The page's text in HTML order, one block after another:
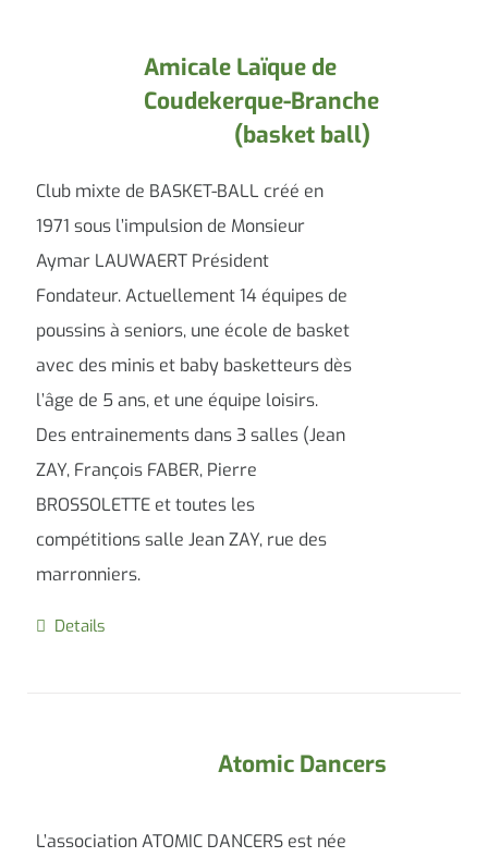
Amicale Laïque de
Coudekerque-Branche
(basket ball)
Club mixte de BASKET-BALL créé en
1971 sous l’impulsion de Monsieur
Aymar LAUWAERT Président
Fondateur. Actuellement 14 équipes de
poussins à seniors, une école de basket
avec des minis et baby basketteurs dès
l’âge de 5 ans, et une équipe loisirs.
Des entrainements dans 3 salles (Jean
ZAY, François FABER, Pierre
BROSSOLETTE et toutes les
compétitions salle Jean ZAY, rue des
marronniers.
Details
Atomic Dancers
L’association ATOMIC DANCERS est née